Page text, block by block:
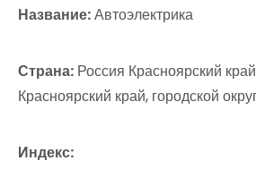
Название:Автоэлектрика
Страна: Россия Красноярский
Красноярский край, городской
Индекс: